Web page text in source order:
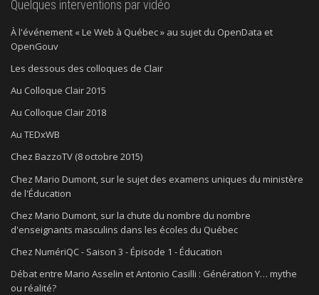
Quelques interventions par vidéo
À l'événement « Le Web à Québec » au sujet du OpenData et
OpenGouv
Les dessous des colloques de Clair
Au Colloque Clair 2015
Au Colloque Clair 2018
Au TEDxWB
Chez BazzoTV (8 octobre 2015)
Chez Mario Dumont, sur le sujet des examens uniques du ministère
de l'Éducation
Chez Mario Dumont, sur la chute du nombre du nombre
d'enseignants masculins dans les écoles du Québec
Chez NumériQC - Saison 3 - Épisode 1 - Éducation
Débat entre Mario Asselin et Antonio Casilli : Génération Y… mythe
ou réalité?